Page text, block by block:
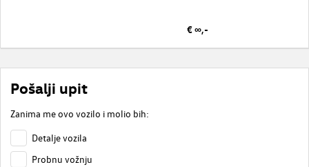
€ ∞,-
Pošalji upit
Zanima me ovo vozilo i molio bih:
Detalje vozila
Probnu vožnju